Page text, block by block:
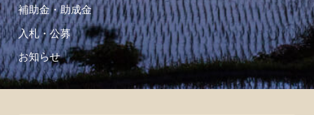
補助金・助成金
入札・公募
お知らせ